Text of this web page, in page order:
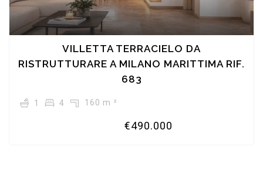
VILLETTA TERRACIELO DA
RISTRUTTURARE A MILANO MARITTIMA RIF.
683
1 4 160 m ²
€490.000